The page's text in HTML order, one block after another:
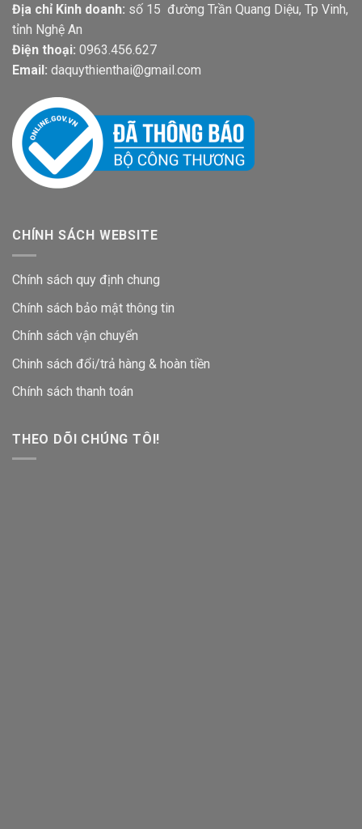
Địa chỉ Kinh doanh: số 15 đường Trần Quang Diệu, Tp Vinh,
tỉnh Nghệ An
Điện thoại: 0963.456.627
Email: daquythienthai@gmail.com
CHÍNH SÁCH WEBSITE
Chính sách quy định chung
Chính sách bảo mật thông tin
Chính sách vận chuyển
Chinh sách đổi/trả hàng & hoàn tiền
Chính sách thanh toán
THEO DÕI CHÚNG TÔI!